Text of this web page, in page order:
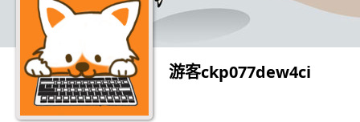
游客ckp077dew4ci